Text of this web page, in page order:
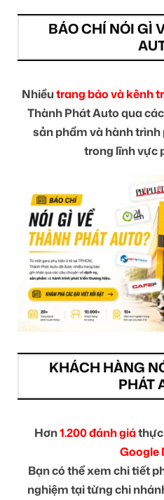
BÁO CHÍ NÓI GÌ
Nhiềutrang báo và kênh
Thành Phát Auto qua
sản phẩm và hành
trong lĩnh vực
KHÁCH HÀNG
PHÁT
Hơn1.200 đánh giáthực
Google
Bạn có thể xem chi tiết
nghiệm tại từng chi